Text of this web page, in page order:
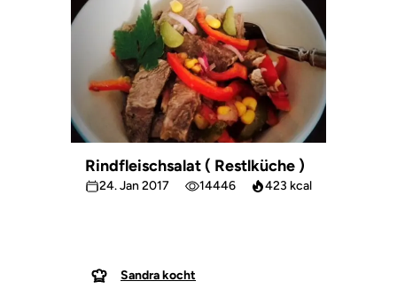
Rindfleischsalat ( Restlküche )
24. Jan 2017 14446 423 kcal
Sandra kocht